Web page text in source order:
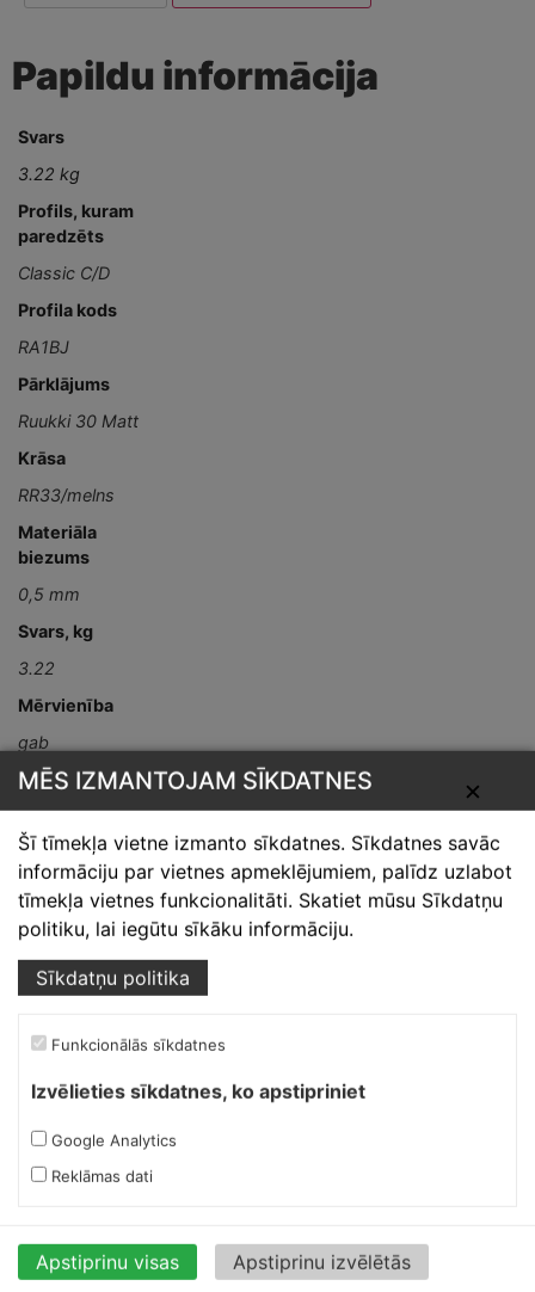
Papildu informācija
Svars
3.22 kg
Profils, kuram
paredzēts
Classic C/D
Profila kods
RA1BJ
Pārklājums
Ruukki 30 Matt
Krāsa
RR33/melns
Materiāla
biezums
0,5 mm
Svars, kg
3.22
Mērvienība
gab
Detaļas garums,
L-2000
Skārdnieks M
Ofiss, ražošana, noliktava.
Izmēģinātāju iela 1a,
Priekuļi, Cēsu novads.
E-pasts:skardnieksm@skardnieciba.lv
✕
MĒS IZMANTOJAM SĪKDATNES
Šī tīmekļa vietne izmanto sīkdatnes. Sīkdatnes savāc
informāciju par vietnes apmeklējumiem, palīdz uzlabot
tīmekļa vietnes funkcionalitāti. Skatiet mūsu Sīkdatņu
politiku, lai iegūtu sīkāku informāciju.
Sīkdatņu politika
Funkcionālās sīkdatnes
Izvēlieties sīkdatnes, ko apstipriniet
Google Analytics
Reklāmas dati
Apstiprinu visas Apstiprinu izvēlētās